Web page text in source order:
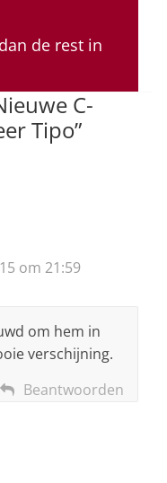
de rest in
C-
Tipo”
om 21:59
om hem in
verschijning.
Beantwoorden